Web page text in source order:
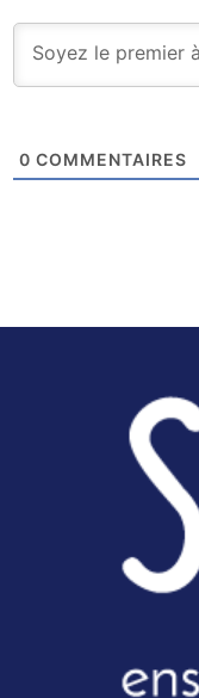
0 COMMENTAIRES